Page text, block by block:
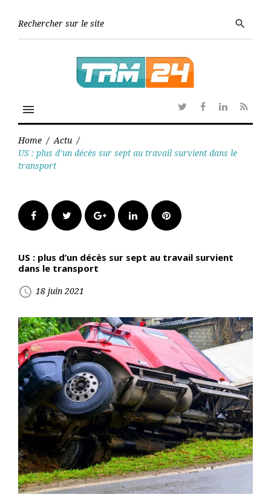
search
menu
TwitterFacebook
Linkedin
RSS
Home / Actu /
US : plus d’un décès sur sept au travail survient dans le
transport
FacebookTwitter Google+LinkedInPinterest
US : plus d’un décès sur sept au travail survient
dans le transport
access_time 18 juin 2021